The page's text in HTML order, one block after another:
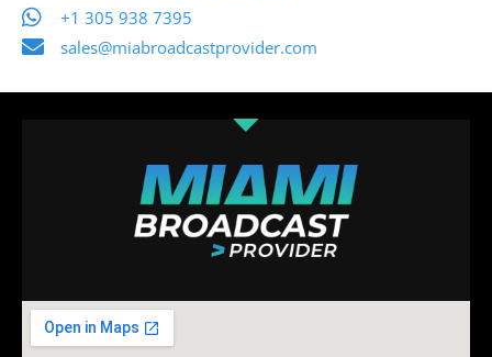
+1 305 938 7395
sales@miabroadcastprovider.com